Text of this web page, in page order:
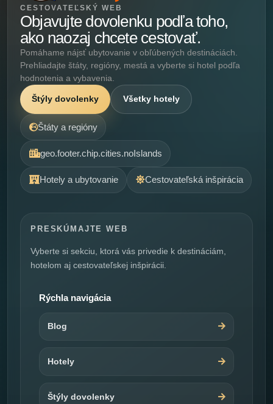
CESTOVATEĽSKÝ WEB
Objavujte dovolenku podľa toho,
ako naozaj chcete cestovať.
Pomáhame nájsť ubytovanie v obľúbených destináciách.
Prehliadajte štáty, regióny, mestá a vyberte si hotel podľa
hodnotenia a vybavenia.
Štýly dovolenky Všetky hotely
Štáty a regióny
geo.footer.chip.cities.noIslands
Hotely a ubytovanie Cestovateľská inšpirácia
PRESKÚMAJTE WEB
Vyberte si sekciu, ktorá vás privedie k destináciám,
hotelom aj cestovateľskej inšpirácii.
Rýchla navigácia
Blog
Hotely
Štýly dovolenky